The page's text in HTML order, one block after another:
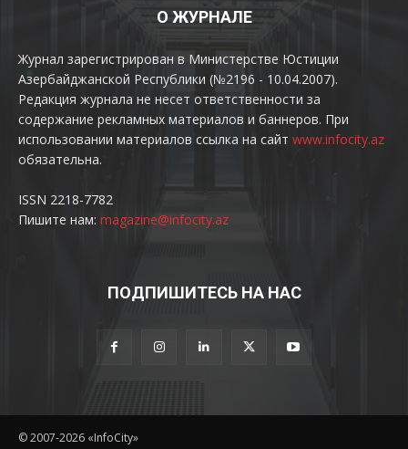
О ЖУРНАЛЕ
Журнал зарегистрирован в Министерстве Юстиции
Азербайджанской Республики (№2196 - 10.04.2007).
Редакция журнала не несет ответственности за
содержание рекламных материалов и баннеров. При
использовании материалов ссылка на сайт www.infocity.az
обязательна.
ISSN 2218-7782
Пишите нам: magazine@infocity.az
ПОДПИШИТЕСЬ НА НАС
© 2007-2026 «InfoCity»